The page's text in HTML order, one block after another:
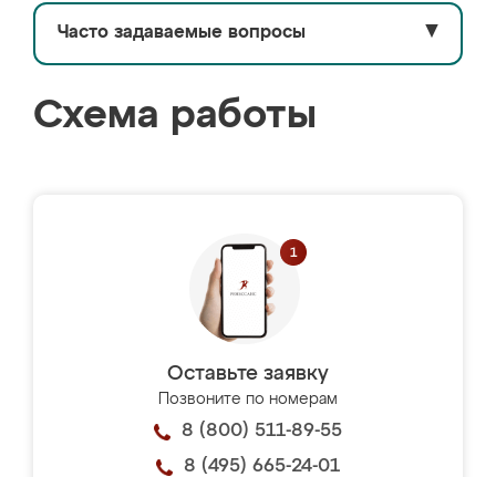
Часто задаваемые вопросы ▼
Схема работы
Оставьте заявку
Позвоните по номерам
8 (800) 511-89-55
8 (495) 665-24-01